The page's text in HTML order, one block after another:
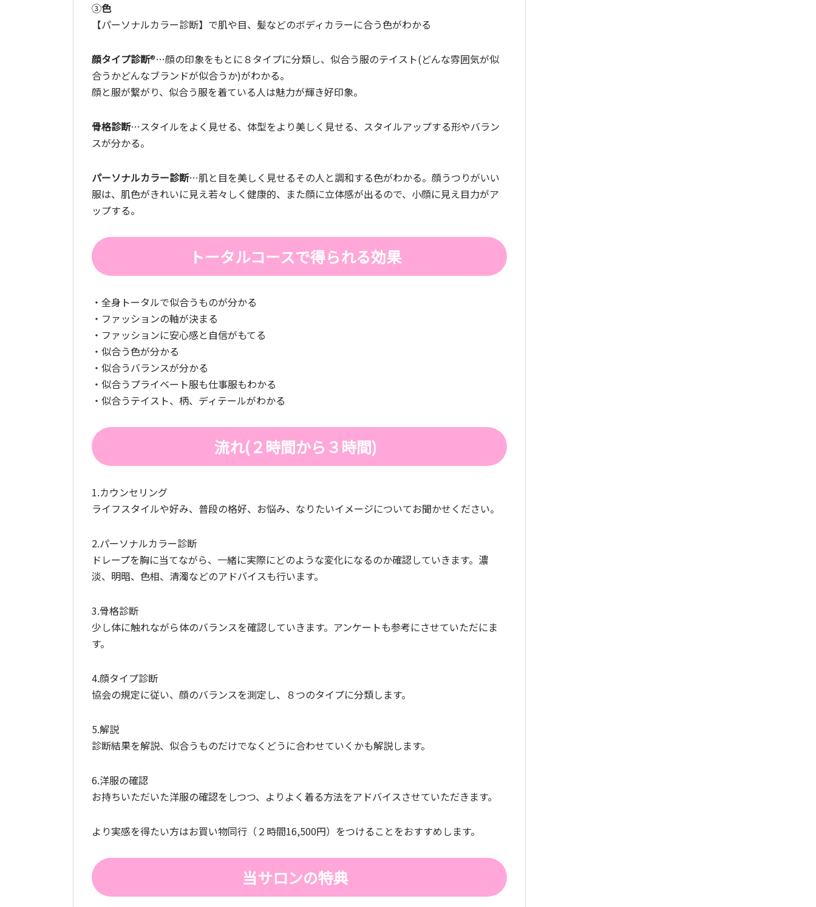
③色
【パーソナルカラー診断】で肌や目、髪などのボディカラーに合う色がわかる
顔タイプ診断®️…顔の印象をもとに８タイプに分類し、似合う服のテイスト(どんな雰囲気が似
合うかどんなブランドが似合うか)がわかる。
顔と服が繋がり、似合う服を着ている人は魅力が輝き好印象。
骨格診断…スタイルをよく見せる、体型をより美しく見せる、スタイルアップする形やバラン
スが分かる。
パーソナルカラー診断…肌と目を美しく見せるその人と調和する色がわかる。顔うつりがいい
服は、肌色がきれいに見え若々しく健康的、また顔に立体感が出るので、小顔に見え目力がア
ップする。
トータルコースで得られる効果
・全身トータルで似合うものが分かる
・ファッションの軸が決まる
・ファッションに安心感と自信がもてる
・似合う色が分かる
・似合うバランスが分かる
・似合うプライベート服も仕事服もわかる
・似合うテイスト、柄、ディテールがわかる
流れ(２時間から３時間)
1.カウンセリング
ライフスタイルや好み、普段の格好、お悩み、なりたいイメージについてお聞かせください。
2.パーソナルカラー診断
ドレープを胸に当てながら、一緒に実際にどのような変化になるのか確認していきます。濃
淡、明暗、色相、清濁などのアドバイスも行います。
3.骨格診断
少し体に触れながら体のバランスを確認していきます。アンケートも参考にさせていただにま
す。
4.顔タイプ診断
協会の規定に従い、顔のバランスを測定し、８つのタイプに分類します。
5.解説
診断結果を解説、似合うものだけでなくどうに合わせていくかも解説します。
6.洋服の確認
お持ちいただいた洋服の確認をしつつ、よりよく着る方法をアドバイスさせていただきます。
より実感を得たい方はお買い物同行（２時間16,500円）をつけることをおすすめします。
当サロンの特典